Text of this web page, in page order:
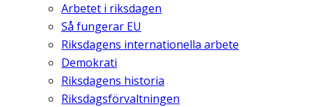
Arbetet i riksdagen
Så fungerar EU
Riksdagens internationella arbete
Demokrati
Riksdagens historia
Riksdagsförvaltningen